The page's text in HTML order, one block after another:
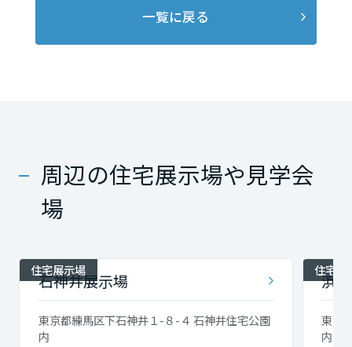
一覧に戻る
周辺の住宅展示場や見学会
場
住宅展示場
石神井展示場
東京都練馬区下石神井１-８-４ 石神井住宅公園
内
住宅展
浜
東京
内